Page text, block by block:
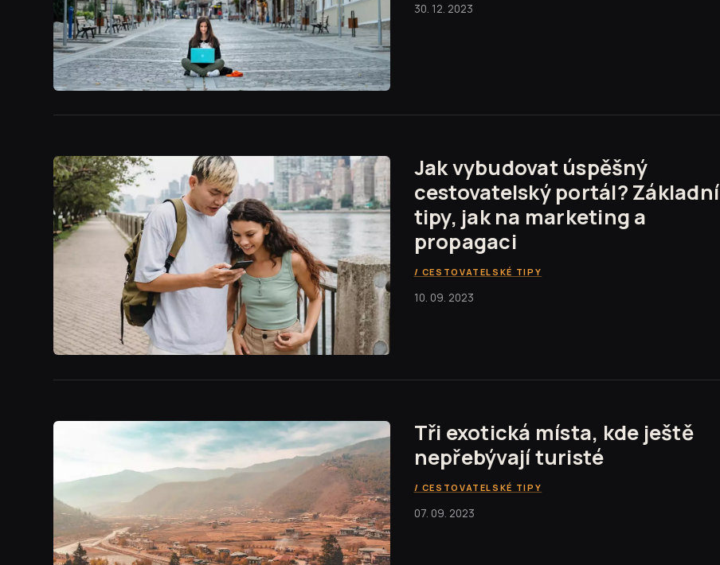
30. 12. 2023
Jak vybudovat úspěšný
cestovatelský portál? Základní
tipy, jak na marketing a
propagaci
CESTOVATELSKÉ TIPY
10. 09. 2023
Tři exotická místa, kde ještě
nepřebývají turisté
CESTOVATELSKÉ TIPY
07. 09. 2023